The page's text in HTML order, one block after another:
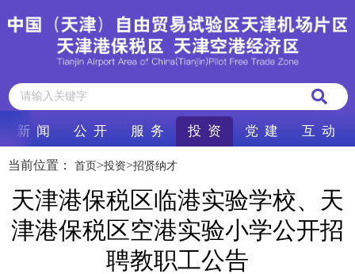
新 闻 公 开 服 务 投 资 党 建 互 动
当前位置： 首页>投资>招贤纳才
天津港保税区临港实验学校、天
津港保税区空港实验小学公开招
聘教职工公告